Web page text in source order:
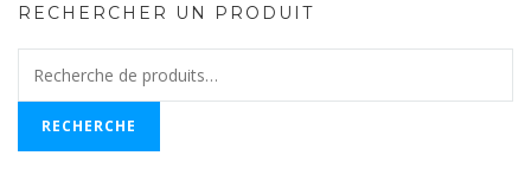
RECHERCHER UN PRODUIT
RECHERCHE